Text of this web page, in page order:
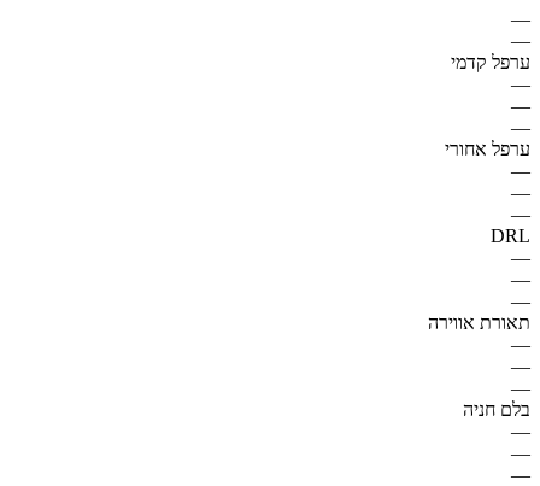
—
—
ערפל קדמי
—
—
—
ערפל אחורי
—
—
—
DRL
—
—
—
תאורת אווירה
—
—
—
בלם חניה
—
—
—